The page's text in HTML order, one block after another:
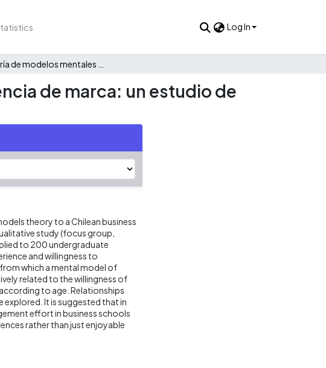
Log In
de marca: un estudio de
theory to a Chilean business
study (focus group,
to 200 undergraduate
and willingness to
which a mental model of
related to the willingness of
to age. Relationships
explored. It is suggested that in
effort in business schools
rather than just enjoyable